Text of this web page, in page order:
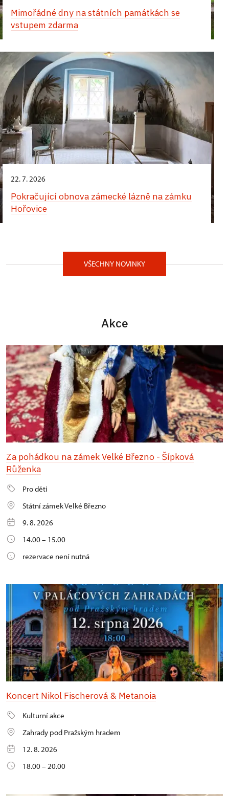
Mimořádné dny na státních památkách se
vstupem zdarma
22. 7. 2026
Pokračující obnova zámecké lázně na zámku
Hořovice
VŠECHNY NOVINKY
Akce
Za pohádkou na zámek Velké Březno - Šípková
Růženka
Pro děti
Státní zámek Velké Březno
9. 8. 2026
14.00 – 15.00
rezervace není nutná
Koncert Nikol Fischerová & Metanoia
Kulturní akce
Zahrady pod Pražským hradem
12. 8. 2026
18.00 – 20.00